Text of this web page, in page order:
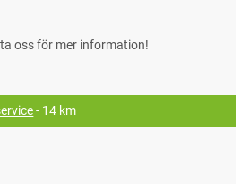
oss för mer information!
- 14 km